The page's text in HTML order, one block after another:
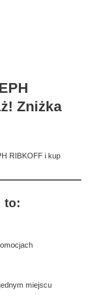
Zniżka
RIBKOFF i kup
to:
miejscu